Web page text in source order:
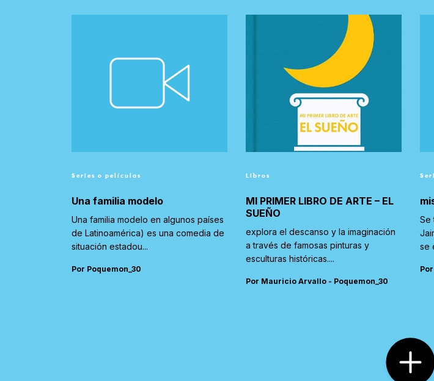
Series o películas
Una familia modelo
Una familia modelo en algunos países
de Latinoamérica) es una comedia de
situación estadou...
Por Poquemon_30
Libros
MI PRIMER LIBRO DE ARTE – EL
SUEÑO
explora el descanso y la imaginación
a través de famosas pinturas y
esculturas históricas....
Por Mauricio Arvallo - Poquemon_30
Se
se